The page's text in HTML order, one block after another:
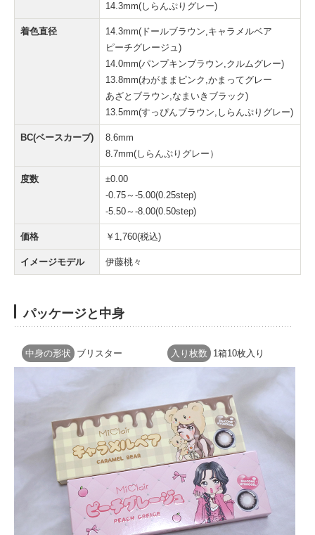
14.3mm(しらんぷりグレー)
着色直径
14.3mm(ドールブラウン,キャラメルベア
ピーチグレージュ)
14.0mm(パンプキンブラウン,クルムグレー)
13.8mm(わがままピンク,かまってグレー
あざとブラウン,なまいきブラック)
13.5mm(すっぴんブラウン,しらんぷりグレー)
BC(ベースカーブ)
8.6mm
8.7mm(しらんぷりグレー）
度数
±0.00
-0.75～-5.00(0.25step)
-5.50～-8.00(0.50step)
価格 ￥1,760(税込)
イメージモデル 伊藤桃々
パッケージと中身
中身の形状 ブリスター 入り枚数 1箱10枚入り